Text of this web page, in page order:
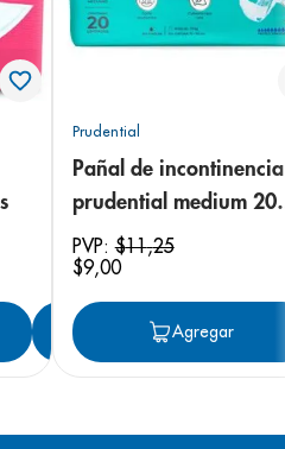
Agregar
Prudential
Pañal de incontinencia
prudential medium 20
unidades
PVP:$11,25
$9,00
Agregar